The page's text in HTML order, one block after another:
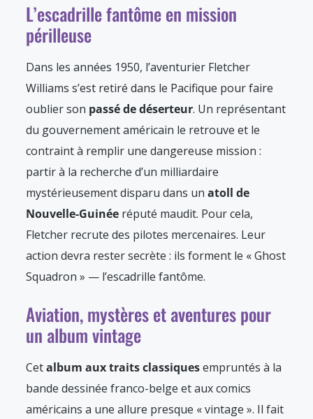
L’escadrille fantôme en mission
périlleuse
Dans les années 1950, l’aventurier Fletcher
Williams s’est retiré dans le Pacifique pour faire
oublier son passé de déserteur. Un représentant
du gouvernement américain le retrouve et le
contraint à remplir une dangereuse mission :
partir à la recherche d’un milliardaire
mystérieusement disparu dans un atoll de
Nouvelle-Guinée réputé maudit. Pour cela,
Fletcher recrute des pilotes mercenaires. Leur
action devra rester secrète : ils forment le « Ghost
Squadron » — l’escadrille fantôme.
Aviation, mystères et aventures pour
un album vintage
Cetalbum aux traits classiquesempruntés à la
bande dessinée franco-belge et aux comics
américains a une allure presque « vintage ». Il fait